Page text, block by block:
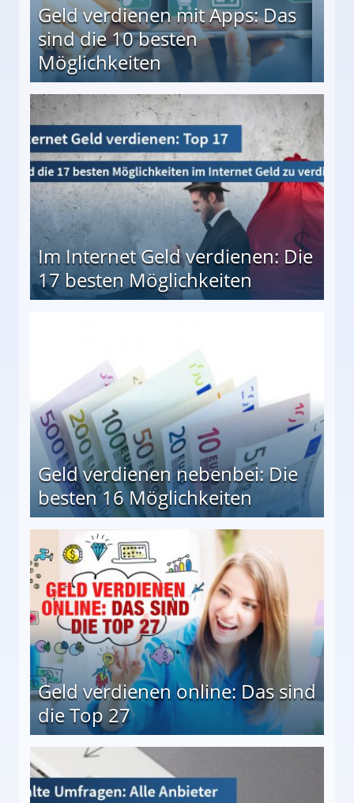
Geld verdienen mit Apps: Das
sind die 10 besten
Möglichkeiten
besten Möglichkeiten
Im Internet Geld verdienen: Die
17 besten Möglichkeiten
Geld verdienen nebenbei: Die
besten 16 Möglichkeiten
Geld verdienen online: Das sind
die Top 27